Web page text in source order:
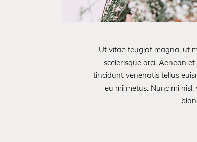
Ut vitae feugiat magna, ut
scelerisque orci. Aenean
tincidunt venenatis tellus
eu mi metus. Nunc mi